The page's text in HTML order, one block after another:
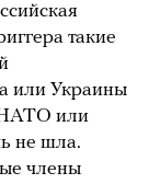
такие
или Украины
НАТО или
не шла.
члены